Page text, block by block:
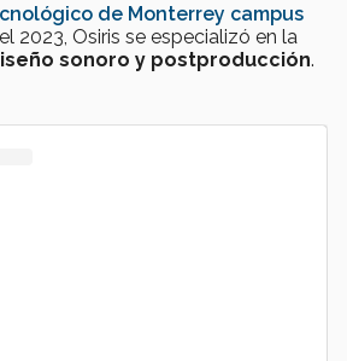
de Monterrey campus
2023, Osiris se especializó en la
sonoro y postproducción.